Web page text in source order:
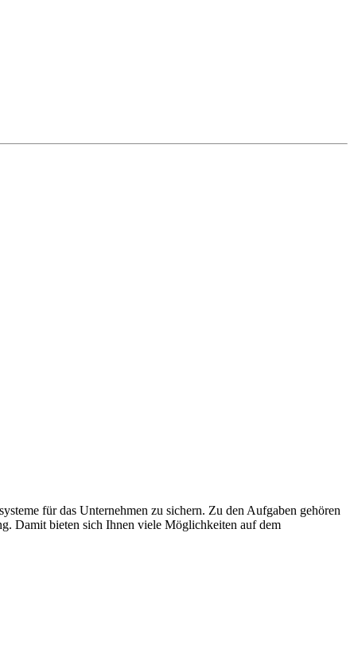
für das Unternehmen zu sichern. Zu den Aufgaben gehören
Damit bieten sich Ihnen viele Möglichkeiten auf dem